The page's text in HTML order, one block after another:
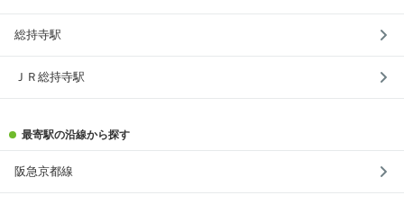
総持寺駅
ＪＲ総持寺駅
最寄駅の沿線から探す
阪急京都線